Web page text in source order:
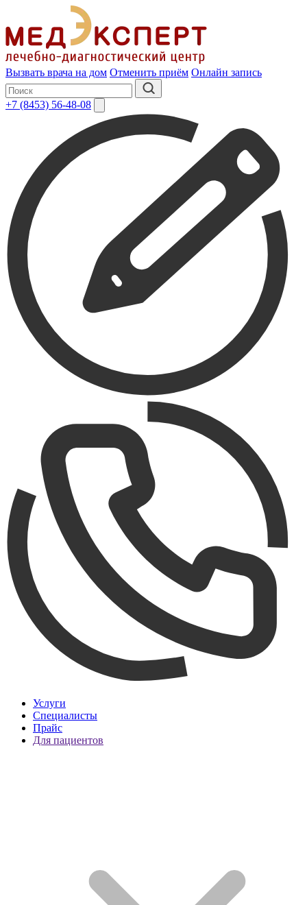
Вызвать врача на дом Отменить приём Онлайн запись
+7 (8453) 56-48-08
Услуги
Специалисты
Прайс
Для пациентов